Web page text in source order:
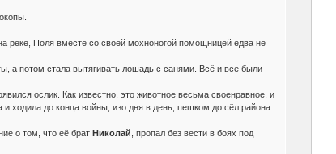
реке, Поля вместе со своей мохноногой помощницей едва не
а потом стала вытягивать лошадь с санями. Всё и все были
ослик. Как известно, это животное весьма своенравное, и
и ходила до конца войны, изо дня в день, пешком до сёл района
о том, что её брат Николай , пропал без вести в боях под